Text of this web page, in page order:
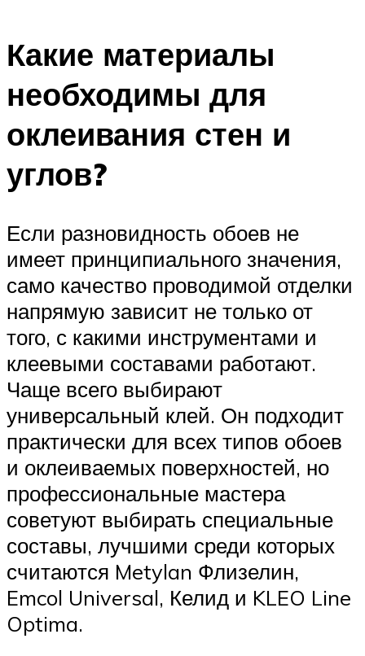
Какие материалы
необходимы для
оклеивания стен и
углов?
Если разновидность обоев не
имеет принципиального значения,
само качество проводимой отделки
напрямую зависит не только от
того, с какими инструментами и
клеевыми составами работают.
Чаще всего выбирают
универсальный клей. Он подходит
практически для всех типов обоев
и оклеиваемых поверхностей, но
профессиональные мастера
советуют выбирать специальные
составы, лучшими среди которых
считаются Metylan Флизелин,
Emcol Universal, Келид и KLEO Line
Optima.